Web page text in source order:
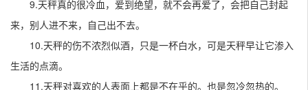
9.天秤真的很冷血，爱到绝望，就不会再爱了，会把自己封起
来，别人进不来，自己出不去。
10.天秤的伤不浓烈似酒，只是一杯白水，可是天秤早让它渗入
生活的点滴。
11.天秤对喜欢的人表面上都是不在乎的。也是忽冷忽热的。